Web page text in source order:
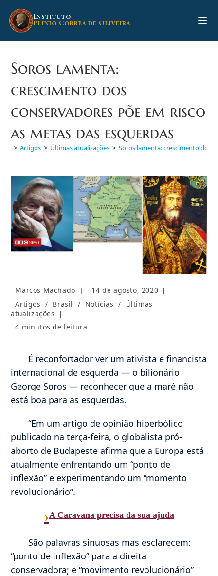
para
INSTITUTO
PLINIO CORRÊA DE OLIVEIRA
Soros lamenta:
crescimento dos
conservadores põe em risco
as metas das esquerdas
> Artigos > Últimas atualizações > Soros lamenta: crescimento dos
Autor
post:
Marcos Machado
Post
publicado:
14 de agosto, 2020
Categoria
do
Artigos / Brasil / Notícias /
Últimas
atualizações
Tempo
4 minutos de leitura
É reconfortador ver um ativista e financista
internacional de esquerda — o bilionário
George Soros — reconhecer que a maré não
está boa para as esquerdas.
“Em um artigo de opinião hiperbólico
publicado na terça-feira, o globalista pró-
aborto de Budapeste afirma que a Europa está
atualmente enfrentando um “ponto de
inflexão” e experimentando um “momento
revolucionário”.
›A Caravana precisa da sua ajuda
São palavras sinuosas mas esclarecem:
“ponto de inflexão” para a direita
conservadora; e “movimento revolucionário”